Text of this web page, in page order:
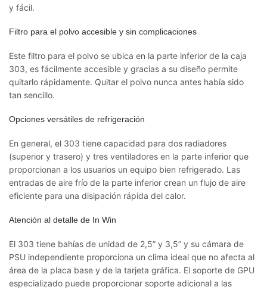
y fácil.
Filtro para el polvo accesible y sin complicaciones
Este filtro para el polvo se ubica en la parte inferior de la caja
303, es fácilmente accesible y gracias a su diseño permite
quitarlo rápidamente. Quitar el polvo nunca antes había sido
tan sencillo.
Opciones versátiles de refrigeración
En general, el 303 tiene capacidad para dos radiadores
(superior y trasero) y tres ventiladores en la parte inferior que
proporcionan a los usuarios un equipo bien refrigerado. Las
entradas de aire frío de la parte inferior crean un flujo de aire
eficiente para una disipación rápida del calor.
Atención al detalle de In Win
El 303 tiene bahías de unidad de 2,5” y 3,5” y su cámara de
PSU independiente proporciona un clima ideal que no afecta al
área de la placa base y de la tarjeta gráfica. El soporte de GPU
especializado puede proporcionar soporte adicional a las